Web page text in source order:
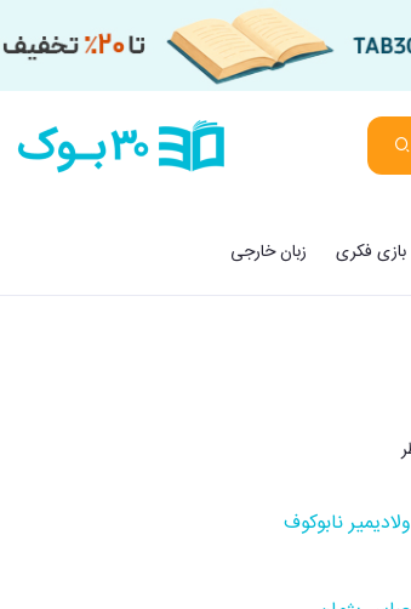
بازی فکری زبان خارجی
ولادیمیر نابوکوف